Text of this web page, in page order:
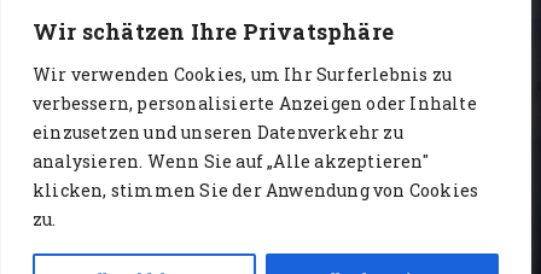
Wir schätzen Ihre Privatsphäre
Wir verwenden Cookies, um Ihr Surferlebnis zu
verbessern, personalisierte Anzeigen oder Inhalte
einzusetzen und unseren Datenverkehr zu
analysieren. Wenn Sie auf „Alle akzeptieren"
klicken, stimmen Sie der Anwendung von Cookies
zu.
www.AlbertoIT.com 2026 FoxKaffee Kaffeerösterei